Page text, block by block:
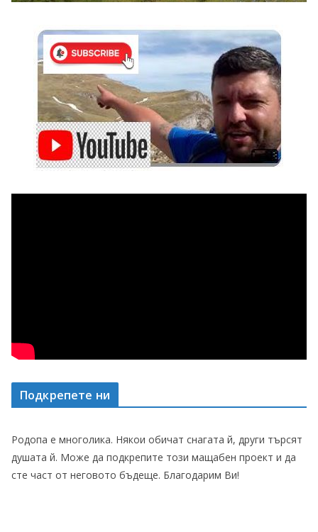
Подкрепете ни
Родопа е многолика. Някои обичат снагата й, други търсят
душата й. Може да подкрепите този мащабен проект и да
сте част от неговото бъдеще. Благодарим Ви!